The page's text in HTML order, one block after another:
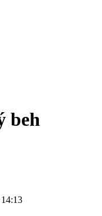
beh